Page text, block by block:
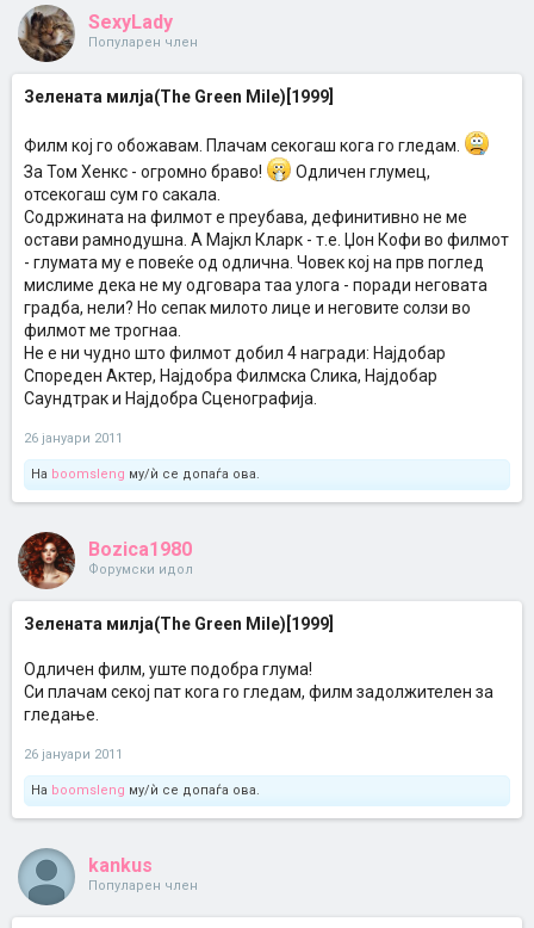
SexyLady
Популарен член
Зелената милја(The Green Mile)[1999]
Филм кој го обожавам. Плачам секогаш кога го гледам.
За Том Хенкс - огромно браво!
Одличен глумец,
отсекогаш сум го сакала.
Содржината на филмот е преубава, дефинитивно не ме
остави рамнодушна. А Мајкл Кларк - т.е. Џон Кофи во филмот
- глумата му е повеќе од одлична. Човек кој на прв поглед
мислиме дека не му одговара таа улога - поради неговата
градба, нели? Но сепак милото лице и неговите солзи во
филмот ме трогнаа.
Не е ни чудно што филмот добил 4 награди: Најдобар
Спореден Актер, Најдобра Филмска Слика, Најдобар
Саундтрак и Најдобра Сценографија.
26 јануари 2011
На boomsleng му/ѝ се допаѓа ова.
Bozica1980
Форумски идол
Зелената милја(The Green Mile)[1999]
Одличен филм, уште подобра глума!
Си плачам секој пат кога го гледам, филм задолжителен за
гледање.
26 јануари 2011
На boomsleng му/ѝ се допаѓа ова.
kankus
Популарен член